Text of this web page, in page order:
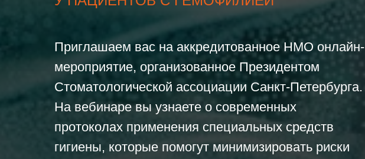
Приглашаем вас на аккредитованное НМО онлайн-
мероприятие, организованное Президентом
Стоматологической ассоциации Санкт-Петербурга.
На вебинаре вы узнаете о современных
протоколах применения специальных средств
гигиены, которые помогут минимизировать риски